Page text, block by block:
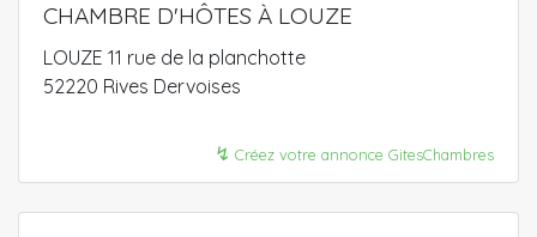
CHAMBRE D'HÔTES À LOUZE
LOUZE 11 rue de la planchotte
52220 Rives Dervoises
↯ Créez votre annonce GitesChambres